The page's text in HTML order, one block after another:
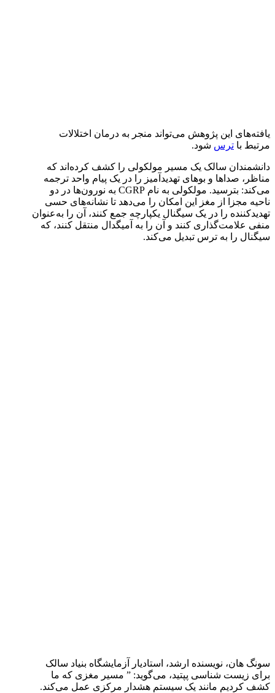
یافته‌های این پژوهش می‌تواند منجر به درمان اختلالات
مرتبط با ترس شود.
دانشمندان سالک یک مسیر مولکولی را کشف کرده‌اند که
مناظر، صداها و بوهای تهدیدآمیز را در یک پیام واحد ترجمه
می‌کند: بترسید. مولکولی به نام CGRP به نورون‌ها در دو
ناحیه مجزا از مغز این امکان را می‌دهد تا نشانه‌های حسی
تهدیدکننده را در یک سیگنال یکپارچه جمع کنند، آن را به‌عنوان
منفی علامت‌گذاری کنند و آن را به آمیگدال منتقل کنند، که
سیگنال را به ترس تبدیل می‌کند.
سونگ هان، نویسنده ارشد، استادیار آزمایشگاه بنیاد سالک
برای زیست شناسی پپتید، می‌گوید: ” مسیر مغزی که ما
کشف کردیم مانند یک سیستم هشدار مرکزی عمل می‌کند.